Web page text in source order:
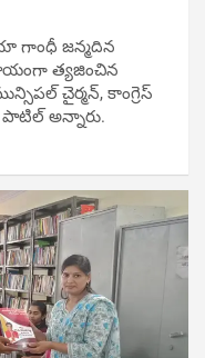
గాంధీ జ‌న్మ‌దిన
త్య‌జించిన
చైర్మ‌న్, కాంగ్రెస్
అన్నారు.